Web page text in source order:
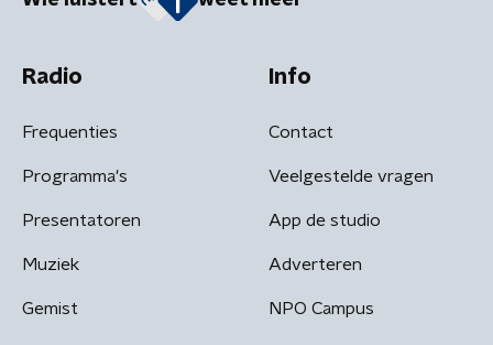
Radio
Frequenties
Programma's
Presentatoren
Muziek
Gemist
Info
Contact
Veelgestelde vragen
App de studio
Adverteren
NPO Campus